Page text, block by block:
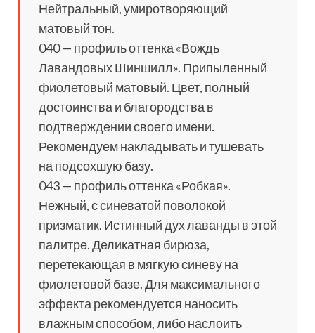
Нейтральный, умиротворяющий
матовый тон.
040 — профиль оттенка «Вождь
Лавандовых Шиншилл». Припыленный
фиолетовый матовый. Цвет, полный
достоинства и благородства в
подтверждении своего имени.
Рекомендуем накладывать и тушевать
на подсохшую базу.
043 — профиль оттенка «Робкая».
Нежный, с синеватой поволокой
призматик. Истинный дух лаванды в этой
палитре. Деликатная бирюза,
перетекающая в мягкую синеву на
фиолетовой базе. Для максимального
эффекта рекомендуется наносить
влажным способом, либо наслоить